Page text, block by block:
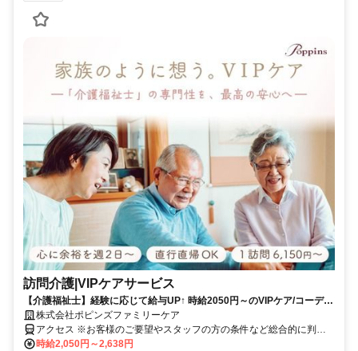
訪問介護|VIPケアサービス
【介護福祉士】経験に応じて給与UP↑ 時給2050円～のVIPケア/コーディ
ネーター等へのキャリアパス有【週1からOK！】
株式会社ポピンズファミリーケア
アクセス ※お客様のご要望やスタッフの方の条件など総合的に判断
し 最適な勤務先をご提案させていただきます。
時給2,050円～2,638円